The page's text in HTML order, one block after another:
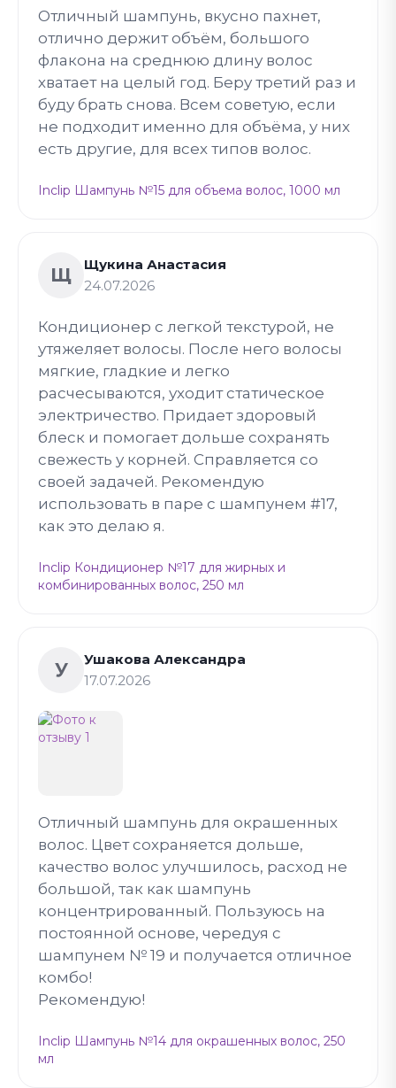
Отличный шампунь, вкусно пахнет,
отлично держит объём, большого
флакона на среднюю длину волос
хватает на целый год. Беру третий раз и
буду брать снова. Всем советую, если
не подходит именно для объёма, у них
есть другие, для всех типов волос.
Inclip Шампунь №15 для объема волос, 1000 мл
Щ
Щукина Анастасия
24.07.2026
Кондиционер с легкой текстурой, не
утяжеляет волосы. После него волосы
мягкие, гладкие и легко
расчесываются, уходит статическое
электричество. Придает здоровый
блеск и помогает дольше сохранять
свежесть у корней. Справляется со
своей задачей. Рекомендую
использовать в паре с шампунем #17,
как это делаю я.
Inclip Кондиционер №17 для жирных и
комбинированных волос, 250 мл
У
Ушакова Александра
17.07.2026
Отличный шампунь для окрашенных
волос. Цвет сохраняется дольше,
качество волос улучшилось, расход не
большой, так как шампунь
концентрированный. Пользуюсь на
постоянной основе, чередуя с
шампунем № 19 и получается отличное
комбо!
Рекомендую!
Inclip Шампунь №14 для окрашенных волос, 250
мл